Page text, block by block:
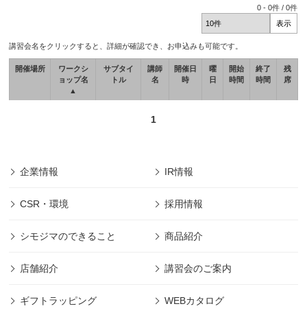
0 -0件 /0件
講習会名をクリックすると、詳細が確認でき、お申込みも可能です。
開催場所
ワークシ
ョップ名
▲
サブタイ
トル
講師
名
開催日
時
曜
日
開始
時間
終了
時間
残
席
1
企業情報 IR情報
CSR・環境 採用情報
シモジマのできること 商品紹介
店舗紹介 講習会のご案内
ギフトラッピング WEBカタログ